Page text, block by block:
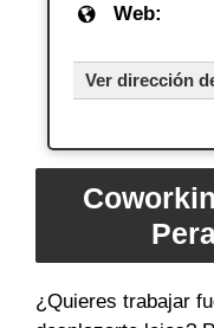
Web:
Ver dirección
¿Quieres trabajar